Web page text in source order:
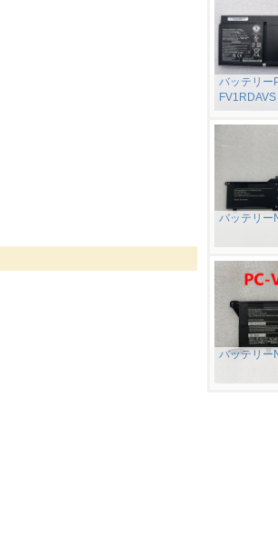
バッテリー
FV1RDAVS
バッテリー
バッテリー